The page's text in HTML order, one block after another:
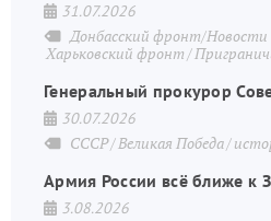
31.07.2026
Донбасский фронт/
Харьковский фронт
Генеральный прокурор
30.07.2026
СССР Великая Победа
Армия России всё ближе к
3.08.2026